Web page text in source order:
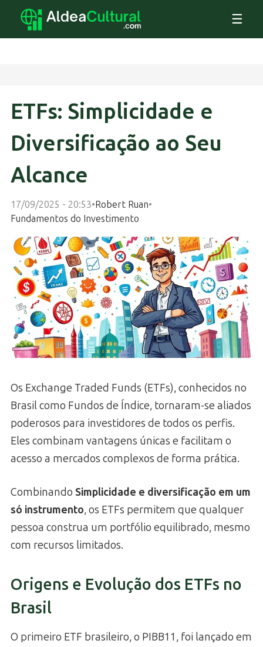
☰
ETFs: Simplicidade e
Diversificação ao Seu
Alcance
17/09/2025 - 20:53•Robert Ruan•
Fundamentos do Investimento
Os Exchange Traded Funds (ETFs), conhecidos no
Brasil como Fundos de Índice, tornaram-se aliados
poderosos para investidores de todos os perfis.
Eles combinam vantagens únicas e facilitam o
acesso a mercados complexos de forma prática.
Combinando Simplicidade e diversificação em um
só instrumento, os ETFs permitem que qualquer
pessoa construa um portfólio equilibrado, mesmo
com recursos limitados.
Origens e Evolução dos ETFs no
Brasil
O primeiro ETF brasileiro, o PIBB11, foi lançado em